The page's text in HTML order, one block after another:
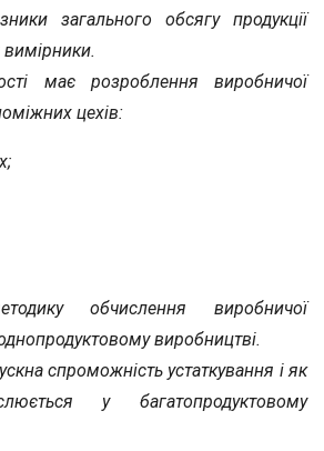
загального обсягу продукції
вимірники.
має розроблення виробничої
цехів:
обчислення виробничої
виробництві.
спроможність устаткування і як
у багатопродуктовому